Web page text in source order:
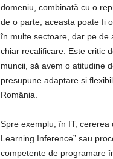
domeniu, combinată cu o
de o parte, aceasta poate fi
în multe sectoare, dar pe de
chiar recalificare. Este critic
muncii, să avem o atitudine
presupune adaptare și
România.
Spre exemplu, în IT, cererea
Learning Inference” sau
competențe de programare